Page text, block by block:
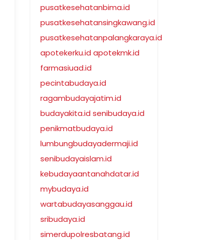
pusatkesehatanbima.id
pusatkesehatansingkawang.id
pusatkesehatanpalangkaraya.id
apotekerku.id apotekmk.id
farmasiuad.id
pecintabudaya.id
ragambudayajatim.id
budayakita.id senibudaya.id
penikmatbudaya.id
lumbungbudayadermaji.id
senibudayaislam.id
kebudayaantanahdatar.id
mybudaya.id
wartabudayasanggau.id
sribudaya.id
simerdupolresbatang.id